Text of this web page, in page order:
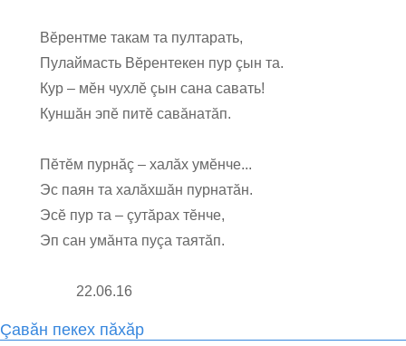
Вĕрентме такам та пултарать,
Пулаймасть Вĕрентекен пур çын та.
Кур – мĕн чухлĕ çын сана савать!
Куншăн эпĕ питĕ савăнатăп.
Пĕтĕм пурнăç – халăх умĕнче...
Эс паян та халăхшăн пурнатăн.
Эсĕ пур та – çутăрах тĕнче,
Эп сан умăнта пуçа таятăп.
22.06.16
Çавăн пекех пăхăр